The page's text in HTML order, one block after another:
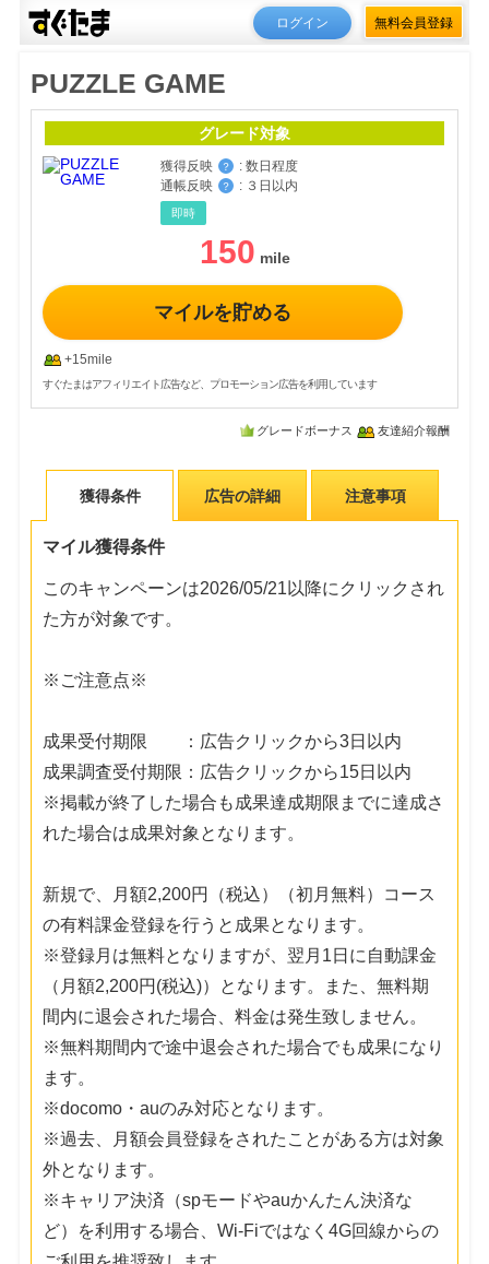
ログイン 無料会員登録
PUZZLE GAME
グレード対象
獲得反映 ？ : 数日程度
通帳反映
？ : ３日以内
即時
150
マイルを貯める
+15mile
すぐたまはアフィリエイト広告など、プロモーション広告を利用しています
グレードボーナス 友達紹介報酬
獲得条件 広告の詳細 注意事項
マイル獲得条件
このキャンペーンは2026/05/21以降にクリックされ
た方が対象です。
※ご注意点※
成果受付期限 ：広告クリックから3日以内
成果調査受付期限：広告クリックから15日以内
※掲載が終了した場合も成果達成期限までに達成さ
れた場合は成果対象となります。
新規で、月額2,200円（税込）（初月無料）コース
の有料課金登録を行うと成果となります。
※登録月は無料となりますが、翌月1日に自動課金
（月額2,200円(税込)）となります。また、無料期
間内に退会された場合、料金は発生致しません。
※無料期間内で途中退会された場合でも成果になり
ます。
※docomo・auのみ対応となります。
※過去、月額会員登録をされたことがある方は対象
外となります。
※キャリア決済（spモードやauかんたん決済な
ど）を利用する場合、Wi-Fiではなく4G回線からの